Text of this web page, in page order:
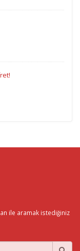
ile aramak istediğiniz